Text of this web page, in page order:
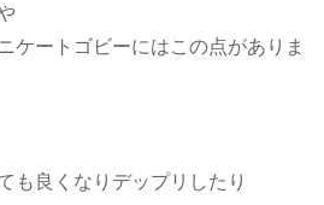
ケートゴビーにはこの点がありま
も良くなりデップリしたり